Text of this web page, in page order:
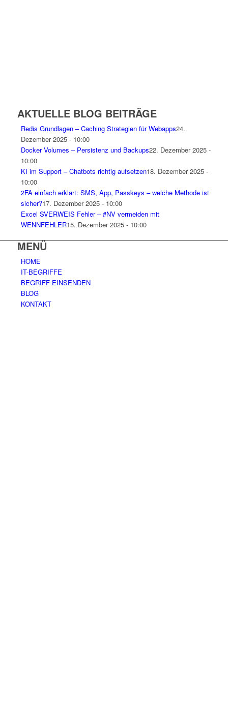
AKTUELLE BLOG BEITRÄGE
Redis Grundlagen – Caching Strategien für Webapps24.
Dezember 2025 - 10:00
Docker Volumes – Persistenz und Backups22. Dezember 2025 -
10:00
KI im Support – Chatbots richtig aufsetzen18. Dezember 2025 -
10:00
2FA einfach erklärt: SMS, App, Passkeys – welche Methode ist
sicher?17. Dezember 2025 - 10:00
Excel SVERWEIS Fehler – #NV vermeiden mit
WENNFEHLER15. Dezember 2025 - 10:00
MENÜ
HOME
IT-BEGRIFFE
BEGRIFF EINSENDEN
BLOG
KONTAKT